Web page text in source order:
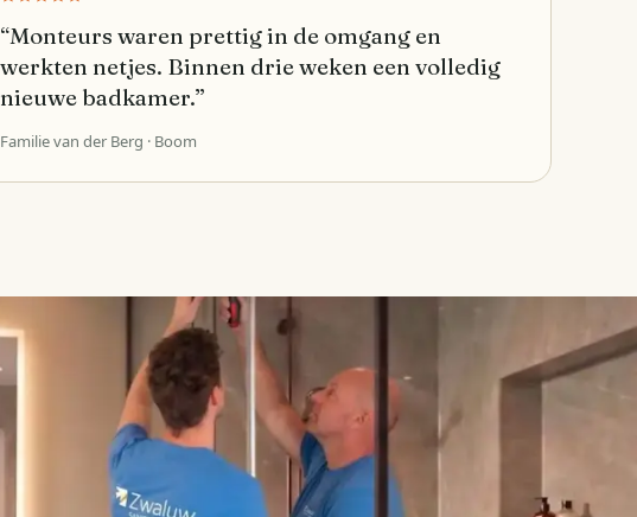
“Monteurs waren prettig in de omgang en
werkten netjes. Binnen drie weken een volledig
nieuwe badkamer.”
Familie van der Berg · Boom